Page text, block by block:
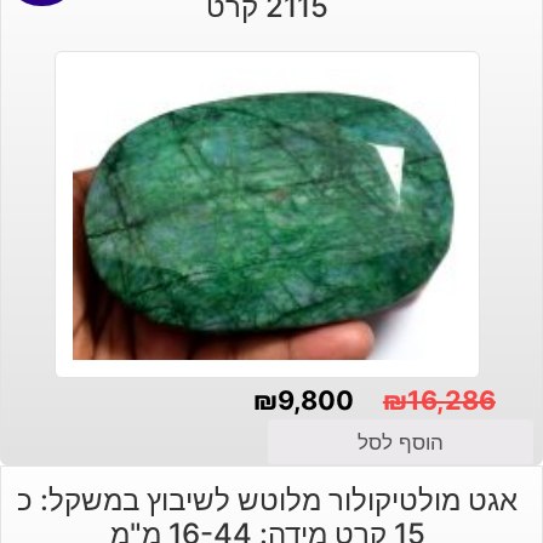
₪16,286
המקורי
היה:
₪9,800
הנוכחי
הוא:
הוסף לסל
אגט מולטיקולור מלוטש לשיבוץ במשקל: כ
15 קרט מידה: 16-44 מ"מ